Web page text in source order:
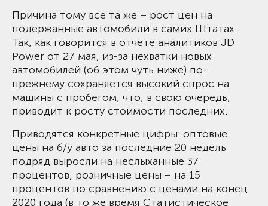
Причина тому все та же – рост цен на
подержанные автомобили в самих Штатах.
Так, как говорится в отчете аналитиков JD
Power от 27 мая, из-за нехватки новых
автомобилей (об этом чуть ниже) по-
прежнему сохраняется высокий спрос на
машины с пробегом, что, в свою очередь,
приводит к росту стоимости последних.
Приводятся конкретные цифры: оптовые
цены на б/у авто за последние 20 недель
подряд выросли на неслыханные 37
процентов, розничные цены – на 15
процентов по сравнению с ценами на конец
2020 года (в то же время Статистическое